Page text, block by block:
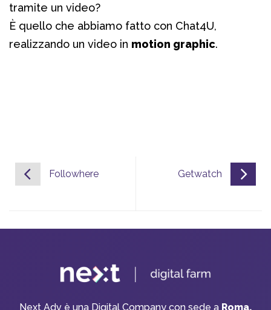
tramite un video?
È quello che abbiamo fatto con Chat4U,
realizzando un video in motion graphic.
Followhere Getwatch
Next Adv è una Digital Company con sede a Roma,